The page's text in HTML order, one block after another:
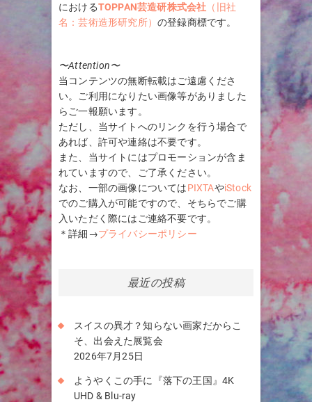
におけるTOPPAN芸造研株式会社 （旧社
名：芸術造形研究所） の登録商標です。
〜Attention〜
当コンテンツの無断転載はご遠慮くださ
い。ご利用になりたい画像等がありました
らご一報願います。
ただし、当サイトへのリンクを行う場合で
あれば、許可や連絡は不要です。
また、当サイトにはプロモーションが含ま
れていますので、ご了承ください。
なお、一部の画像についてはPIXTAやiStock
でのご購入が可能ですので、そちらでご購
入いただく際にはご連絡不要です。
＊詳細→プライバシーポリシー
最近の投稿
スイスの異才？知らない画家だからこ
そ、出会えた展覧会
2026年7月25日
ようやくこの手に『落下の王国』4K
UHD & Blu-ray